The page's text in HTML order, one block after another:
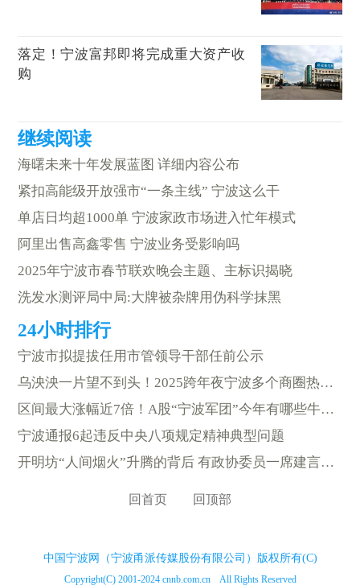
落定！宁波富邦即将完成重大资产收
购
海曙未来十年发展蓝图 详细内容公布
紧扣高能级开放强市“一条主线” 宁波这么干
单店日均超1000单 宁波家政市场进入忙年模式
阿里出售高鑫零售 宁波业务受影响吗
2025年宁波市春节联欢晚会主题、主标识揭晓
洗发水测评局中局:大牌被杂牌用伪科学抹黑
宁波市拟提拔任用市管领导干部任前公示
乌泱泱一片望不到头！2025跨年夜宁波多个商圈热闹非凡
区间最大涨幅近7倍！A股“宁波军团”今年有哪些牛股？
宁波通报6起违反中央八项规定精神典型问题
开明坊“人间烟火”升腾的背后 有政协委员一席建言的助力
回首页 回顶部
中国宁波网（宁波甬派传媒股份有限公司）版权所有(C)
Copyright(C) 2001-2024 cnnb.com.cn All Rights Reserved